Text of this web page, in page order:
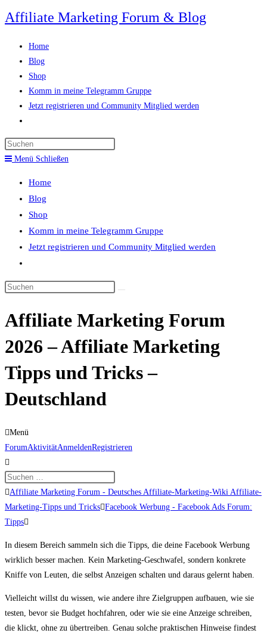
Zum
Inhalt
springen
Affiliate Marketing Forum & Blog
Home
Blog
Shop
Komm in meine Telegramm Gruppe
Jetzt registrieren und Community Mitglied werden
umschalten
panel.
Menü Schließen
Home
Blog
Shop
Komm in meine Telegramm Gruppe
Jetzt registrieren und Community Mitglied werden
umschalten
Diese
durchsuchen
Affiliate Marketing Forum
2026 – Affiliate Marketing
Tipps und Tricks –
Deutschland
Menü
Forum-
Navigation
ForumAktivitätAnmeldenRegistrieren
Forum-
Breadcrumbs
-
Affiliate Marketing Forum - Deutsches Affiliate-Marketing-Wiki Affiliate-
Marketing-Tipps und Tricks Facebook Werbung - Facebook Ads Forum:
Tipps
In diesem Bereich sammeln sich die Tipps, die deine Facebook Werbung
wirklich besser machen. Kein Marketing-Geschwafel, sondern konkrete
Kniffe von Leuten, die selbst Anzeigen schalten und daraus gelernt haben.
Vielleicht willst du wissen, wie andere ihre Zielgruppen aufbauen, wie sie
testen, bevor sie Budget hochfahren, oder wie sie eine Anzeige schreiben,
die klickt, ohne zu übertreiben. Genau solche praktischen Hinweise findest